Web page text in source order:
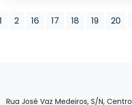
1 2 16 17 18 19 20
Rua José Vaz Medeiros, S/N, Centro